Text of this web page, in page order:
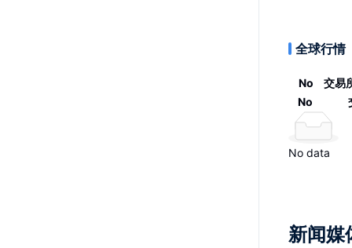
全球行情
No
交易
No
No data
新闻媒